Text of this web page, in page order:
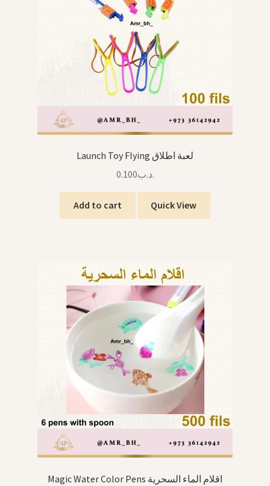
Launch Toy Flying لعبة اطلاق
.د.ب0.100
Add to cart Quick View
Magic Water Color Pens اقلام الماء السحرية